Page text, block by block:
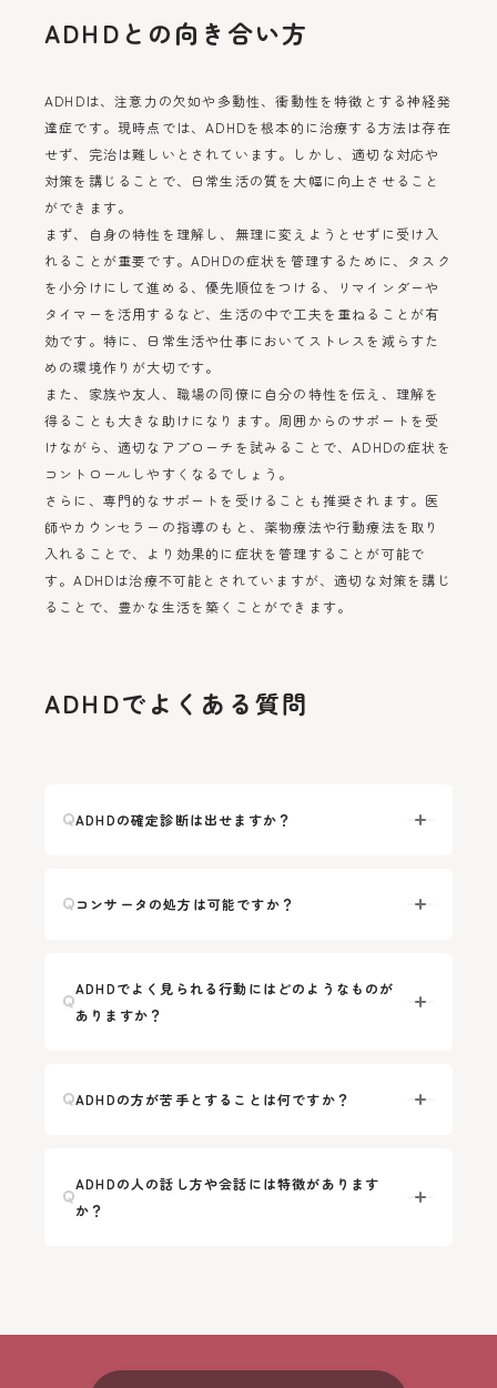
ADHDとの向き合い方
ADHDは、注意力の欠如や多動性、衝動性を特徴とする神経発
達症です。現時点では、ADHDを根本的に治療する方法は存在
せず、完治は難しいとされています。しかし、適切な対応や
対策を講じることで、日常生活の質を大幅に向上させること
ができます。
まず、自身の特性を理解し、無理に変えようとせずに受け入
れることが重要です。ADHDの症状を管理するために、タスク
を小分けにして進める、優先順位をつける、リマインダーや
タイマーを活用するなど、生活の中で工夫を重ねることが有
効です。特に、日常生活や仕事においてストレスを減らすた
めの環境作りが大切です。
また、家族や友人、職場の同僚に自分の特性を伝え、理解を
得ることも大きな助けになります。周囲からのサポートを受
けながら、適切なアプローチを試みることで、ADHDの症状を
コントロールしやすくなるでしょう。
さらに、専門的なサポートを受けることも推奨されます。医
師やカウンセラーの指導のもと、薬物療法や行動療法を取り
入れることで、より効果的に症状を管理することが可能で
す。ADHDは治療不可能とされていますが、適切な対策を講じ
ることで、豊かな生活を築くことができます。
ADHDでよくある質問
ADHDの確定診断は出せますか？
コンサータの処方は可能ですか？
ADHDでよく見られる行動にはどのようなものが
ありますか？
ADHDの方が苦手とすることは何ですか？
ADHDの人の話し方や会話には特徴があります
か？